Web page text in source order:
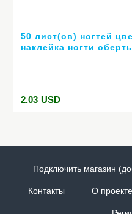
50 лист(ов) ногтей
наклейка ногти
2.03 USD
Подключить магазин
Контакты О проекте